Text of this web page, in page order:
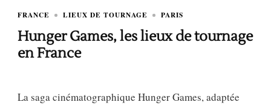
FRANCE LIEUX DE TOURNAGE PARIS
Hunger Games, les lieux de tournage
en France
La saga cinématographique Hunger Games, adaptée